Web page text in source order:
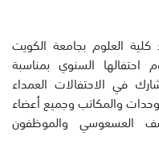
العلوم بجامعة الكويت
السنوي بمناسبة
في الاحتفالات العمداء
والمكاتب وجميع أعضاء
العسعوسي والموظفون